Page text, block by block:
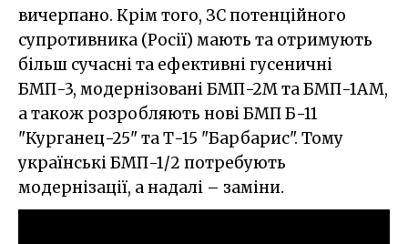
вичерпано. Крім того, ЗС потенційного
супротивника (Росії) мають та отримують
більш сучасні та ефективні гусеничні
БМП-3, модернізовані БМП-2М та БМП-1АМ,
а також розробляють нові БМП Б-11
"Курганец-25" та Т-15 "Барбарис". Тому
українські БМП-1/2 потребують
модернізації, а надалі – заміни.